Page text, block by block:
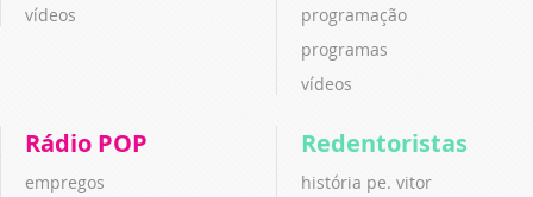
vídeos
programação
programas
vídeos
Rádio POP
empregos
Redentoristas
história pe. vitor